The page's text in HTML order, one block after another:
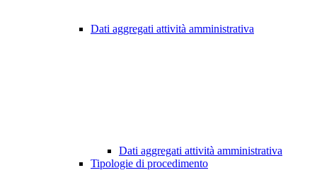
Dati aggregati attività amministrativa
Dati aggregati attività amministrativa
Tipologie di procedimento